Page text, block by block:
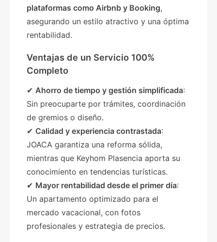
plataformas como Airbnb y Booking,
asegurando un estilo atractivo y una óptima
rentabilidad.
Ventajas de un Servicio 100%
Completo
✔ Ahorro de tiempo y gestión simplificada:
Sin preocuparte por trámites, coordinación
de gremios o diseño.
✔ Calidad y experiencia contrastada:
JOACA garantiza una reforma sólida,
mientras que Keyhom Plasencia aporta su
conocimiento en tendencias turísticas.
✔ Mayor rentabilidad desde el primer día:
Un apartamento optimizado para el
mercado vacacional, con fotos
profesionales y estrategia de precios.